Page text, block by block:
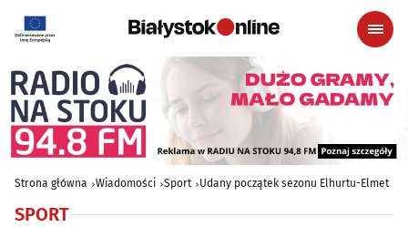
Strona główna Wiadomości Sport Udany początek sezonu Elhurtu-Elmet
SPORT